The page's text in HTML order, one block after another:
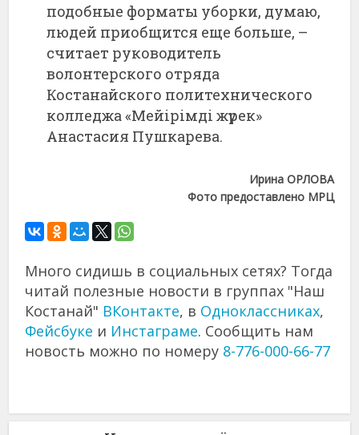
подобные форматы уборки, думаю,
людей приобщится еще больше, –
считает руководитель
волонтерского отряда
Костанайского политехнического
колледжа «Мейірімді жүрек»
Анастасия Пушкарева.
Ирина ОРЛОВА
Фото предоставлено МРЦ
Много сидишь в социальных сетях? Тогда
читай полезные новости в группах "Наш
Костанай" ВКонтакте, в Одноклассниках,
Фейсбуке и Инстаграме. Сообщить нам
новость можно по номеру 8-776-000-66-77